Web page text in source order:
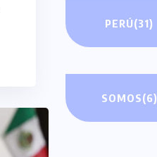
PERÚ(31)
SOMOS(6)